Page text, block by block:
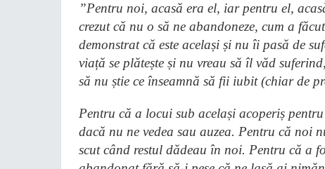
”Pentru noi, acasă era el, iar pentru el,
crezut că nu o să ne abandoneze, cum a
demonstrat că este același și nu îi pasă de
viață se plătește și nu vreau să îl văd
să nu știe ce înseamnă să fii iubit (chiar de
Pentru că a locui sub același acoperiș
dacă nu ne vedea sau auzea. Pentru că
scut când restul dădeau în noi. Pentru că a